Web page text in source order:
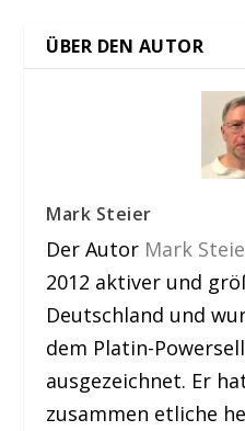
ÜBER DEN AUTOR
Mark Steier
Der Autor Mark
2012 aktiver und
Deutschland und
dem Platin-
ausgezeichnet. Er
zusammen etliche